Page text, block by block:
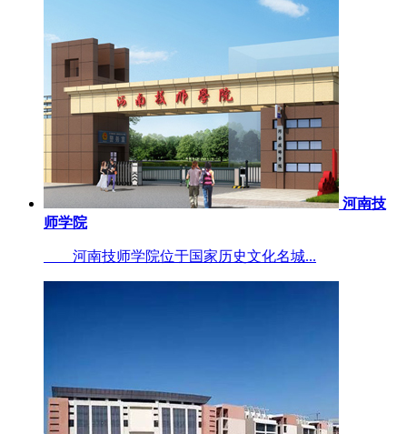
河南技
师学院
河南技师学院位于国家历史文化名城...